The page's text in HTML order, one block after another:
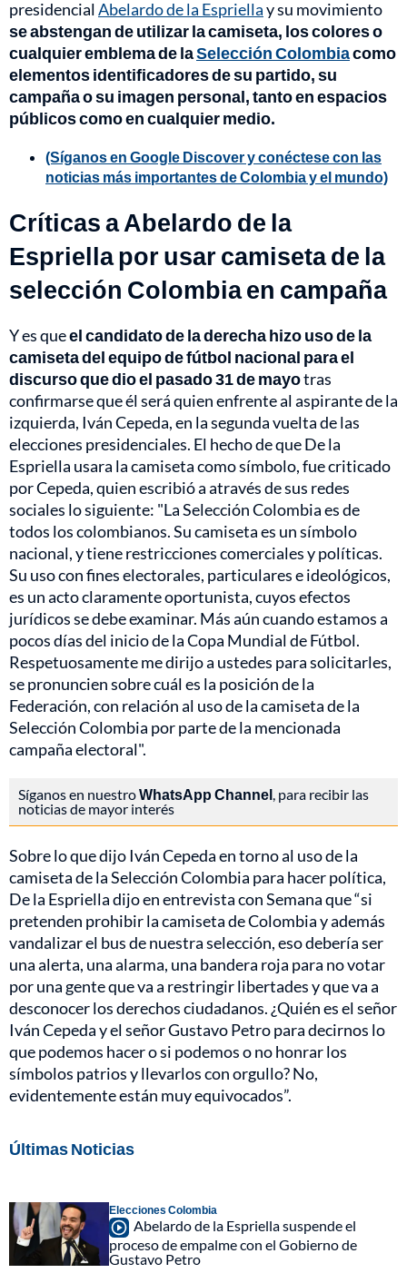
presidencialAbelardo de la Espriellay su movimiento
se abstengan de utilizar la camiseta, los colores o
cualquier emblema de laSelección Colombiacomo
elementos identificadores de su partido, su
campaña o su imagen personal, tanto en espacios
públicos como en cualquier medio.
(Síganos en Google Discover y conéctese con las
noticias más importantes de Colombia y el mundo)
Críticas a Abelardo de la
Espriella por usar camiseta de la
selección Colombia en campaña
Y es queel candidato de la derecha hizo uso de la
camiseta del equipo de fútbol nacional para el
discurso que dio el pasado 31 de mayotras
confirmarse que él será quien enfrente al aspirante de la
izquierda, Iván Cepeda, en la segunda vuelta de las
elecciones presidenciales. El hecho de que De la
Espriella usara la camiseta como símbolo, fue criticado
por Cepeda, quien escribió a através de sus redes
sociales lo siguiente: "La Selección Colombia es de
todos los colombianos. Su camiseta es un símbolo
nacional, y tiene restricciones comerciales y políticas.
Su uso con fines electorales, particulares e ideológicos,
es un acto claramente oportunista, cuyos efectos
jurídicos se debe examinar. Más aún cuando estamos a
pocos días del inicio de la Copa Mundial de Fútbol.
Respetuosamente me dirijo a ustedes para solicitarles,
se pronuncien sobre cuál es la posición de la
Federación, con relación al uso de la camiseta de la
Selección Colombia por parte de la mencionada
campaña electoral".
Síganos en nuestroWhatsApp Channel, para recibir las
noticias de mayor interés
Sobre lo que dijo Iván Cepeda en torno al uso de la
camiseta de la Selección Colombia para hacer política,
De la Espriella dijo en entrevista con Semana que “si
pretenden prohibir la camiseta de Colombia y además
vandalizar el bus de nuestra selección, eso debería ser
una alerta, una alarma, una bandera roja para no votar
por una gente que va a restringir libertades y que va a
desconocer los derechos ciudadanos. ¿Quién es el señor
Iván Cepeda y el señor Gustavo Petro para decirnos lo
que podemos hacer o si podemos o no honrar los
símbolos patrios y llevarlos con orgullo? No,
evidentemente están muy equivocados”.
Últimas Noticias
Elecciones Colombia
Abelardo de la Espriella suspende el
proceso de empalme con el Gobierno de
Gustavo Petro